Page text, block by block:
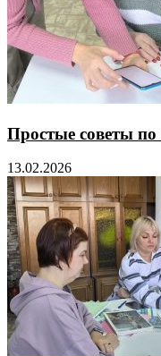
Простые советы
13.02.2026